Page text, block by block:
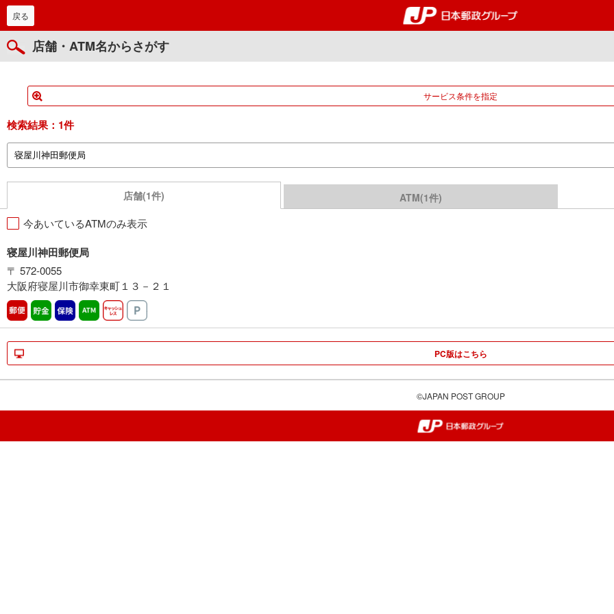
郵便局・日本郵政グループ
戻る
店舗・ATM名からさがす
サービス条件を指定
検索結果： 1件
店舗(1件) ATM(1件)
今あいているATMのみ表示
寝屋川神田郵便局
〒 572-0055
大阪府寝屋川市御幸東町１３－２１
郵便 貯金 保険 ATM営業中キャッシュレス
PC版はこちら
©JAPAN POST GROUP